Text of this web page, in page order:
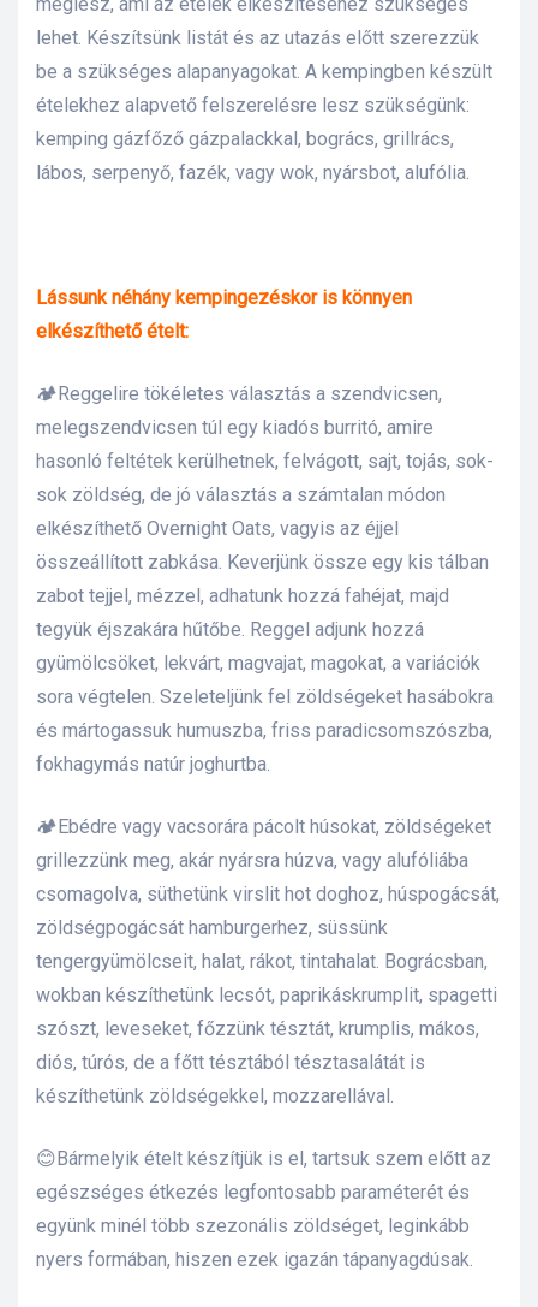
lehet. Készítsünk listát és az utazás előtt szerezzük
be a szükséges alapanyagokat. A kempingben készült
ételekhez alapvető felszerelésre lesz szükségünk:
kemping gázfőző gázpalackkal, bogrács, grillrács,
lábos, serpenyő, fazék, vagy wok, nyársbot, alufólia.
Lássunk néhány kempingezéskor is könnyen
elkészíthető ételt:
🏕️Reggelire tökéletes választás a szendvicsen,
melegszendvicsen túl egy kiadós burritó, amire
hasonló feltétek kerülhetnek, felvágott, sajt, tojás, sok-
sok zöldség, de jó választás a számtalan módon
elkészíthető Overnight Oats, vagyis az éjjel
összeállított zabkása. Keverjünk össze egy kis tálban
zabot tejjel, mézzel, adhatunk hozzá fahéjat, majd
tegyük éjszakára hűtőbe. Reggel adjunk hozzá
gyümölcsöket, lekvárt, magvajat, magokat, a variációk
sora végtelen. Szeleteljünk fel zöldségeket hasábokra
és mártogassuk humuszba, friss paradicsomszószba,
fokhagymás natúr joghurtba.
🏕️Ebédre vagy vacsorára pácolt húsokat, zöldségeket
grillezzünk meg, akár nyársra húzva, vagy alufóliába
csomagolva, süthetünk virslit hot doghoz, húspogácsát,
zöldségpogácsát hamburgerhez, süssünk
tengergyümölcseit, halat, rákot, tintahalat. Bográcsban,
wokban készíthetünk lecsót, paprikáskrumplit, spagetti
szószt, leveseket, főzzünk tésztát, krumplis, mákos,
diós, túrós, de a főtt tésztából tésztasalátát is
készíthetünk zöldségekkel, mozzarellával.
😊Bármelyik ételt készítjük is el, tartsuk szem előtt az
egészséges étkezés legfontosabb paraméterét és
együnk minél több szezonális zöldséget, leginkább
nyers formában, hiszen ezek igazán tápanyagdúsak.